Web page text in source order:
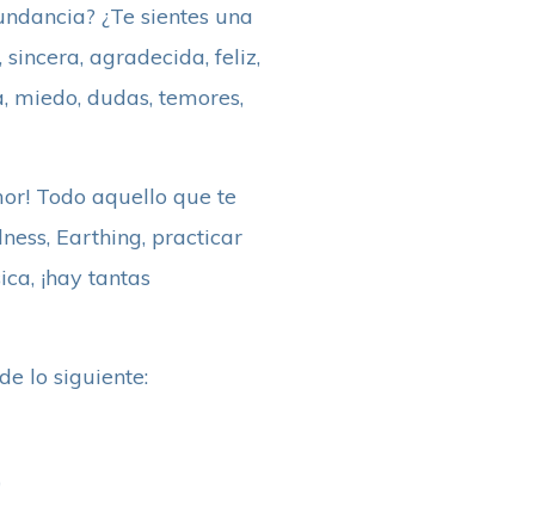
¿Te sientes una
agradecida, feliz,
miedo, dudas, temores,
Todo aquello que te
Earthing, practicar
¡hay tantas
lo siguiente: